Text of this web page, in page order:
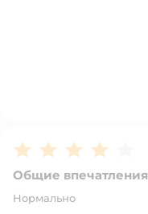
Рейтинг:4
Общие впечатления
Нормально